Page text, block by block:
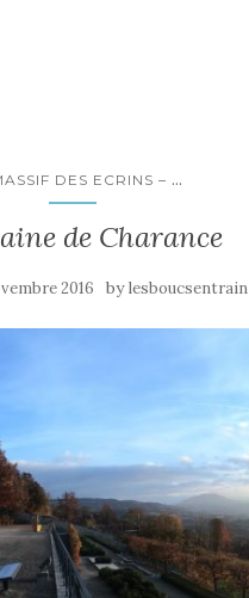
DES ECRINS – ...
de Charance
2016 bylesboucsentrain